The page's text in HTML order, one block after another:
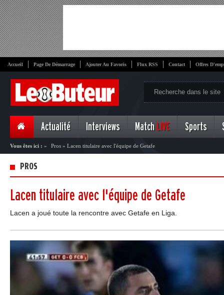
Accueil Page De Démarrage Ajouter Au Favoris Flux RSS Contact Offres
Actualité Interviews Match LIVE Sports
Vous êtes ici : » Pros » Lacen titulaire avec l'équipe de Getafe
PROS
Lacen titulaire avec l'équipe de Getafe
Lacen a joué toute la rencontre avec Getafe en Liga.